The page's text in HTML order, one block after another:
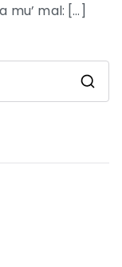
mu’ mal: […]